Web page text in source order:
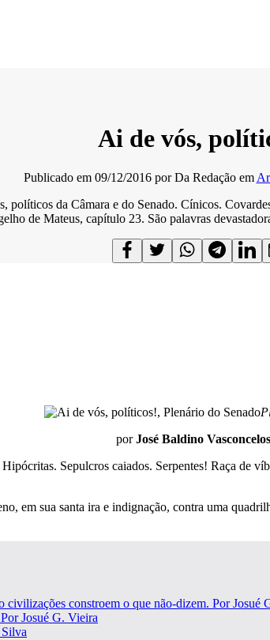
Ai de vós,
Publicado em 09/12/2016 porDa Redação em
da Câmara e do Senado. Cínicos.
de Mateus, capítulo 23. São palavras
porJosé Baldino Vasconcelos
Sepulcros caiados. Serpentes! Raça de
em sua santa ira e indignação, contra uma
constroem o que não-dizem. Por Josué
Josué G. Vieira
Silva